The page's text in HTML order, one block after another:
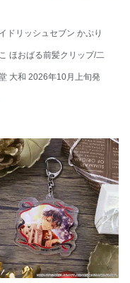
ドリッシュセブン かぷり
ほおばる前髪クリップ/二
大和 2026年10月上旬発